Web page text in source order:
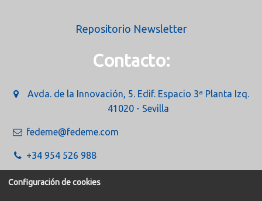
Repositorio Newsletter
Contacto:
Avda. de la Innovación, 5. Edif. Espacio 3ª Planta Izq.
41020 - Sevilla
fedeme@fedeme.com
+34 954 526 988
Configuración de cookies